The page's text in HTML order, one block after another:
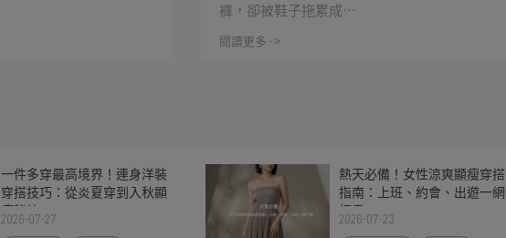
褲，卻被鞋子拖累成⋯
閱讀更多 ->
一件多穿最高境界！連身洋裝
穿搭技巧：從炎夏穿到入秋顯
瘦秘訣
2026-07-27
熱天必備！女性涼爽顯瘦穿搭
指南：上班、約會、出遊一網
打盡
2026-07-23